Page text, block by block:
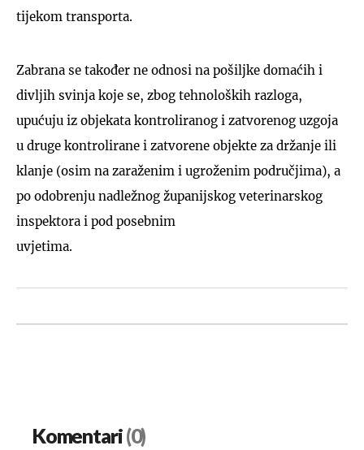
tijekom transporta.
Zabrana se također ne odnosi na pošiljke domaćih i
divljih svinja koje se, zbog tehnoloških razloga,
upućuju iz objekata kontroliranog i zatvorenog uzgoja
u druge kontrolirane i zatvorene objekte za držanje ili
klanje (osim na zaraženim i ugroženim područjima), a
po odobrenju nadležnog županijskog veterinarskog
inspektora i pod posebnim
uvjetima.
Komentari(0)